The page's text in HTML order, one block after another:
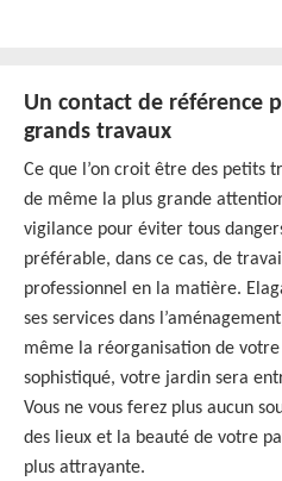
Un contact de référence
grands travaux
Ce que l’on croit être des petits
de même la plus grande
vigilance pour éviter tous
préférable, dans ce cas, de
professionnel en la matière.
ses services dans
même la réorganisation de
sophistiqué, votre jardin sera
Vous ne vous ferez plus aucun
des lieux et la beauté de votre
plus attrayante.